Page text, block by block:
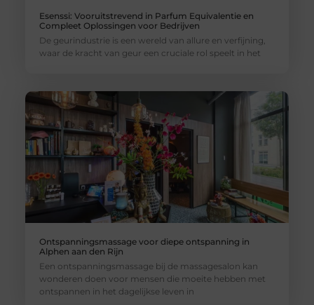
Esenssi: Vooruitstrevend in Parfum Equivalentie en
Compleet Oplossingen voor Bedrijven
De geurindustrie is een wereld van allure en verfijning,
waar de kracht van geur een cruciale rol speelt in het
Ontspanningsmassage voor diepe ontspanning in
Alphen aan den Rijn
Een ontspanningsmassage bij de massagesalon kan
wonderen doen voor mensen die moeite hebben met
ontspannen in het dagelijkse leven in